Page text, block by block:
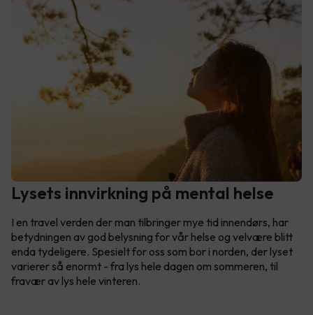
Lysets innvirkning på mental helse
I en travel verden der man tilbringer mye tid innendørs, har
betydningen av god belysning for vår helse og velvære blitt
enda tydeligere. Spesielt for oss som bor i norden, der lyset
varierer så enormt - fra lys hele dagen om sommeren, til
fravær av lys hele vinteren.